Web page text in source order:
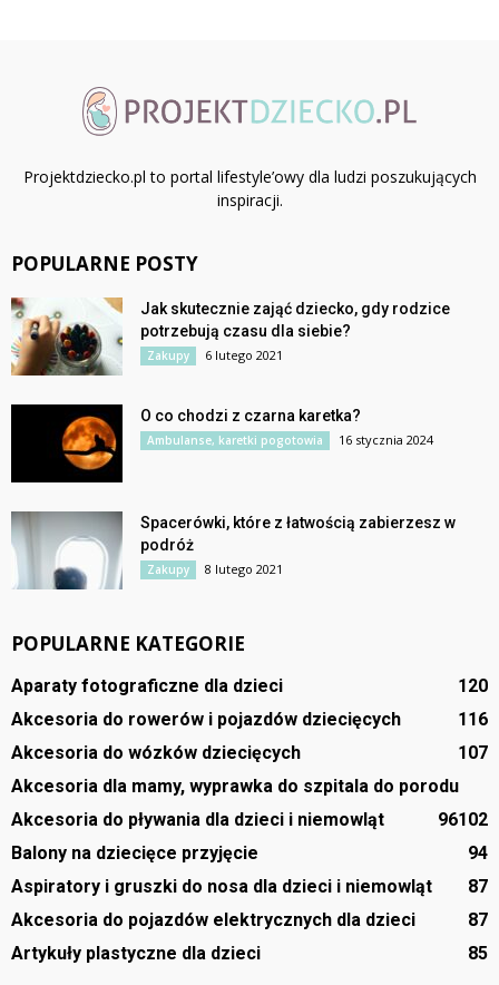
Projektdziecko.pl to portal lifestyle’owy dla ludzi poszukujących
inspiracji.
POPULARNE POSTY
Jak skutecznie zająć dziecko, gdy rodzice
potrzebują czasu dla siebie?
Zakupy 6 lutego 2021
O co chodzi z czarna karetka?
Ambulanse, karetki pogotowia 16 stycznia 2024
Spacerówki, które z łatwością zabierzesz w
podróż
Zakupy 8 lutego 2021
POPULARNE KATEGORIE
Aparaty fotograficzne dla dzieci
120
Akcesoria do rowerów i pojazdów dziecięcych
116
Akcesoria do wózków dziecięcych
107
Akcesoria dla mamy, wyprawka do szpitala do porodu
102
Akcesoria do pływania dla dzieci i niemowląt
96
Balony na dziecięce przyjęcie
94
Aspiratory i gruszki do nosa dla dzieci i niemowląt
87
Akcesoria do pojazdów elektrycznych dla dzieci
87
Artykuły plastyczne dla dzieci
85